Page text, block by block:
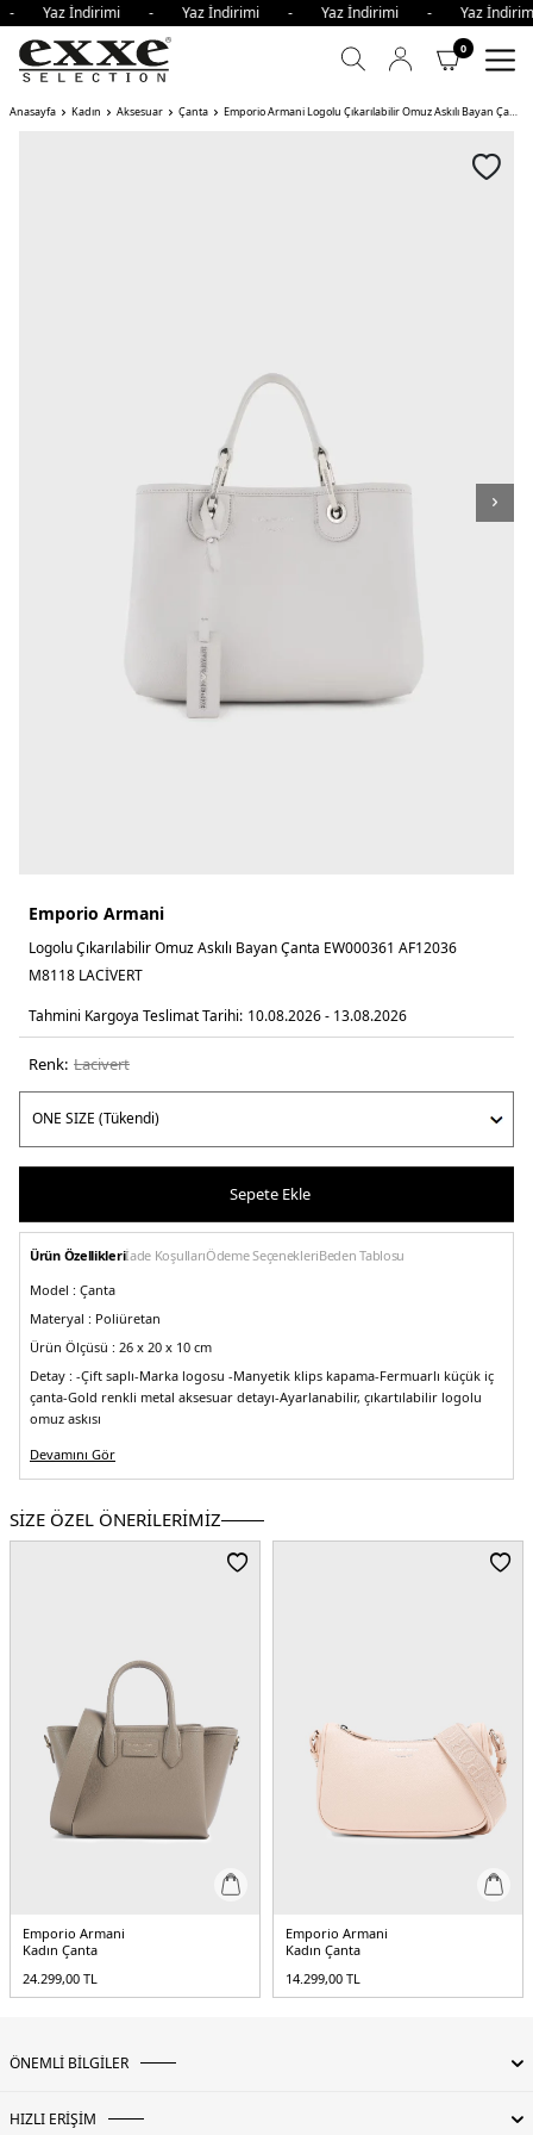
- Yaz İndirimi - Yaz İndirimi - Yaz İndirimi - Yaz
0
Anasayfa Kadın Aksesuar Çanta Emporio Armani Logolu Çıkarılabilir Omuz Askılı Bayan Çanta
Emporio Armani
Logolu Çıkarılabilir Omuz Askılı Bayan Çanta EW000361 AF12036
M8118 LACİVERT
Tahmini Kargoya Teslimat Tarihi: 10.08.2026 - 13.08.2026
Renk: laci̇vert
Sepete Ekle
Ürün Özellikleriİade KoşullarıÖdeme SeçenekleriBeden Tablosu
Model : Çanta
Materyal : Poliüretan
Ürün Ölçüsü : 26 x 20 x 10 cm
Detay : -Çift saplı-Marka logosu -Manyetik klips kapama-Fermuarlı küçük iç
çanta-Gold renkli metal aksesuar detayı-Ayarlanabilir, çıkartılabilir logolu
omuz askısı
Üretim Yeri :
Devamını Gör
SİZE ÖZEL ÖNERİLERİMİZ
Emporio Armani
Kadın Çanta
24.299,00 TL
Emporio Armani
Kadın Çanta
14.299,00 TL
ÖNEMLİ BİLGİLER
HIZLI ERİŞİM